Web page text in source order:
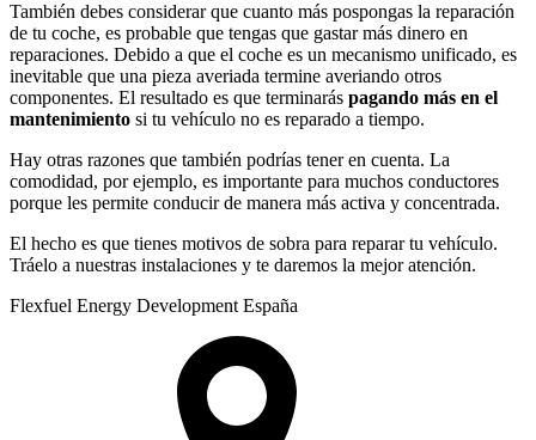
También debes considerar que cuanto más pospongas la reparación
de tu coche, es probable que tengas que gastar más dinero en
reparaciones. Debido a que el coche es un mecanismo unificado, es
inevitable que una pieza averiada termine averiando otros
componentes. El resultado es que terminarás pagando más en el
mantenimiento si tu vehículo no es reparado a tiempo.
Hay otras razones que también podrías tener en cuenta. La
comodidad, por ejemplo, es importante para muchos conductores
porque les permite conducir de manera más activa y concentrada.
El hecho es que tienes motivos de sobra para reparar tu vehículo.
Tráelo a nuestras instalaciones y te daremos la mejor atención.
Flexfuel Energy Development España